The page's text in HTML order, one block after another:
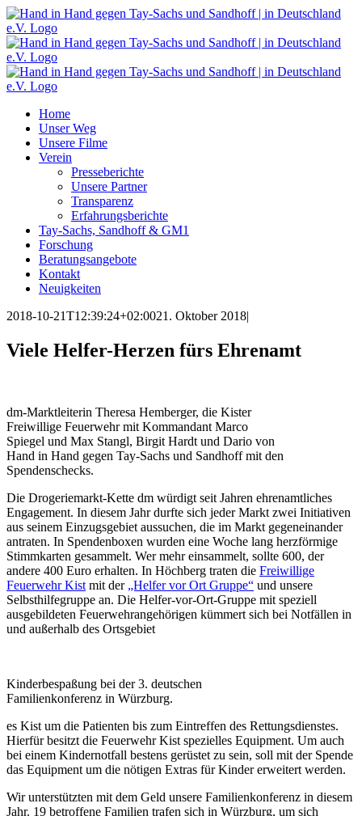
Zum
Inhalt
springen
Home
Unser Weg
Unsere Filme
Verein
Presseberichte
Unsere Partner
Transparenz
Erfahrungsberichte
Tay-Sachs, Sandhoff & GM1
Forschung
Beratungsangebote
Kontakt
Neuigkeiten
2018-10-21T12:39:24+02:0021. Oktober 2018|
Viele Helfer-Herzen fürs Ehrenamt
dm-Marktleiterin Theresa Hemberger, die Kister
Freiwillige Feuerwehr mit Kommandant Marco
Spiegel und Max Stangl, Birgit Hardt und Dario von
Hand in Hand gegen Tay-Sachs und Sandhoff mit den
Spendenschecks.
Die Drogeriemarkt-Kette dm würdigt seit Jahren ehrenamtliches
Engagement. In diesem Jahr durfte sich jeder Markt zwei Initiativen
aus seinem Einzugsgebiet aussuchen, die im Markt gegeneinander
antraten. In Spendenboxen wurden eine Woche lang herzförmige
Stimmkarten gesammelt. Wer mehr einsammelt, sollte 600, der
andere 400 Euro erhalten. In Höchberg traten die Freiwillige
Feuerwehr Kist mit der „Helfer vor Ort Gruppe“ und unsere
Selbsthilfegruppe an. Die Helfer-vor-Ort-Gruppe mit speziell
ausgebildeten Feuerwehrangehörigen kümmert sich bei Notfällen in
und außerhalb des Ortsgebiet
Kinderbespaßung bei der 3. deutschen
Familienkonferenz in Würzburg.
es Kist um die Patienten bis zum Eintreffen des Rettungsdienstes.
Hierfür besitzt die Feuerwehr Kist spezielles Equipment. Um auch
bei einem Kindernotfall bestens gerüstet zu sein, soll mit der Spende
das Equipment um die nötigen Extras für Kinder erweitert werden.
Wir unterstützten mit dem Geld unsere Familienkonferenz in diesem
Jahr. 19 betroffene Familien trafen sich in Würzburg, um sich